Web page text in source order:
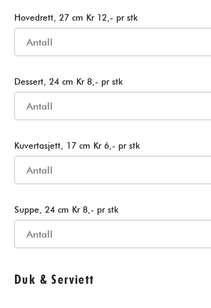
Hovedrett, 27 cm Kr 12,- pr stk
Dessert, 24 cm Kr 8,- pr stk
Kuvertasjett, 17 cm Kr 6,- pr stk
Suppe, 24 cm Kr 8,- pr stk
Duk & Serviett